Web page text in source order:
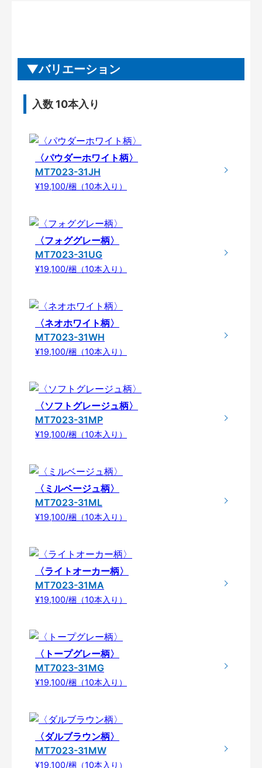
バリエーション
入数 10本入り
〈パウダーホワイト柄〉
MT7023-31JH
¥19,100/梱（10本入り）
〈フォググレー柄〉
MT7023-31UG
¥19,100/梱（10本入り）
〈ネオホワイト柄〉
MT7023-31WH
¥19,100/梱（10本入り）
〈ソフトグレージュ柄〉
MT7023-31MP
¥19,100/梱（10本入り）
〈ミルベージュ柄〉
MT7023-31ML
¥19,100/梱（10本入り）
〈ライトオーカー柄〉
MT7023-31MA
¥19,100/梱（10本入り）
〈トープグレー柄〉
MT7023-31MG
¥19,100/梱（10本入り）
〈ダルブラウン柄〉
MT7023-31MW
¥19,100/梱（10本入り）